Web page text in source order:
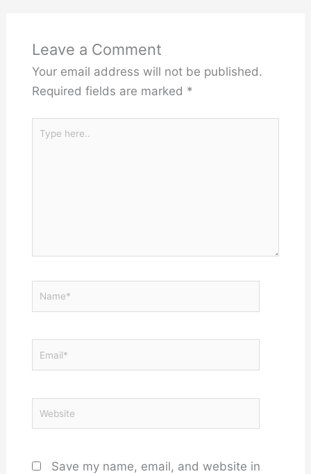
Leave a Comment
Your email address will not be published.
Required fields are marked *
Type
Name*
Email*
Website
Save my name, email, and website in